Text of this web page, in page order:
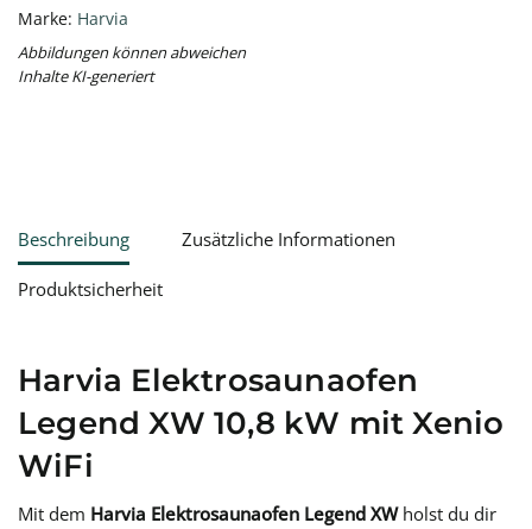
Marke: Harvia
Abbildungen können abweichen
Inhalte KI-generiert
Beschreibung Zusätzliche Informationen
Produktsicherheit
Harvia Elektrosaunaofen
Legend XW 10,8 kW mit Xenio
WiFi
Mit dem Harvia Elektrosaunaofen Legend XW holst du dir